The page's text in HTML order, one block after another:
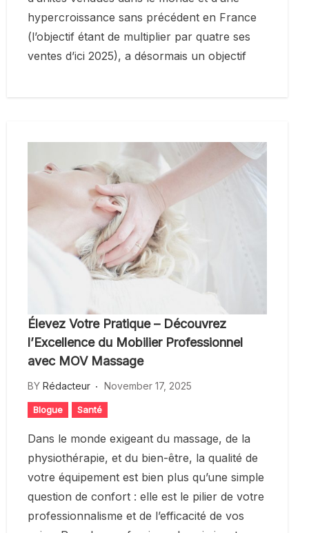
hypercroissance sans précédent en France
(l’objectif étant de multiplier par quatre ses
ventes d’ici 2025), a désormais un objectif
Élevez Votre Pratique – Découvrez
l’Excellence du Mobilier Professionnel
avec MOV Massage
BY Rédacteur November 17, 2025
Blogue Santé
Dans le monde exigeant du massage, de la
physiothérapie, et du bien-être, la qualité de
votre équipement est bien plus qu’une simple
question de confort : elle est le pilier de votre
professionnalisme et de l’efficacité de vos